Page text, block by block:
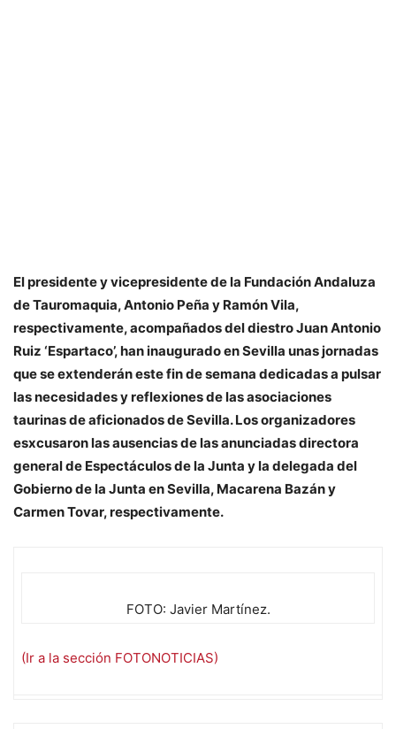
El presidente y vicepresidente de la Fundación Andaluza
de Tauromaquia, Antonio Peña y Ramón Vila,
respectivamente, acompañados del diestro Juan Antonio
Ruiz ‘Espartaco’, han inaugurado en Sevilla unas jornadas
que se extenderán este fin de semana dedicadas a pulsar
las necesidades y reflexiones de las asociaciones
taurinas de aficionados de Sevilla. Los organizadores
esxcusaron las ausencias de las anunciadas directora
general de Espectáculos de la Junta y la delegada del
Gobierno de la Junta en Sevilla, Macarena Bazán y
Carmen Tovar, respectivamente.
FOTO: Javier Martínez.
(Ir a la sección FOTONOTICIAS)